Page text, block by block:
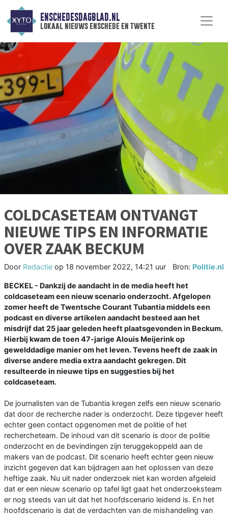
ENSCHEDESDAGBLAD.NL
lokaal nieuws enschede en twente
COLDCASETEAM ONTVANGT
NIEUWE TIPS EN INFORMATIE
OVER ZAAK BECKUM
Door Redactie op 18 november 2022, 14:21 uur Bron: Politie.nl
BECKEL - Dankzij de aandacht in de media heeft het
coldcaseteam een nieuw scenario onderzocht. Afgelopen
zomer heeft de Twentsche Courant Tubantia middels een
podcast en diverse artikelen aandacht besteed aan het
misdrijf dat 25 jaar geleden heeft plaatsgevonden in Beckum.
Hierbij kwam de toen 47-jarige Alouis Meijerink op
gewelddadige manier om het leven. Tevens heeft de zaak in
diverse andere media extra aandacht gekregen. Dit
resulteerde in nieuwe tips en suggesties bij het
coldcaseteam.
De journalisten van de Tubantia kregen zelfs een nieuw scenario
dat door de recherche nader is onderzocht. Deze tipgever heeft
echter geen contact opgenomen met de politie of het
rechercheteam. De inhoud van dit scenario is door de politie
onderzocht en de bevindingen zijn teruggekoppeld aan de
makers van de podcast. Dit scenario heeft echter geen nieuw
inzicht gegeven dat kan bijdragen aan het oplossen van deze
heftige zaak. Nu uit nader onderzoek niet kan worden afgeleid
dat er een nieuw scenario op tafel ligt gaat het onderzoeksteam
er nog steeds van uit dat het hoofdscenario leidend is. En het
hoofdscenario is dat de verdachten van de mishandeling van